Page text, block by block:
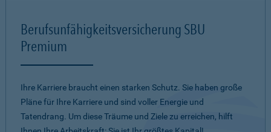
Berufsunfähigkeitsversicherung SBU
Premium
Ihre Karriere braucht einen starken Schutz. Sie haben große
Pläne für Ihre Karriere und sind voller Energie und
Tatendrang. Um diese Träume und Ziele zu erreichen, hilft